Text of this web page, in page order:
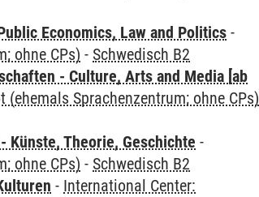
Economics, Law and Politics -
ohne CPs) - Schwedisch B2
- Culture, Arts and Media [ab
Sprachenzentrum; ohne CPs)
Theorie, Geschichte -
ohne CPs) - Schwedisch B2
- International Center: